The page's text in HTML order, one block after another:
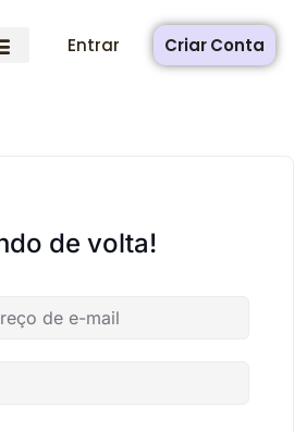
Entrar Criar Conta
de volta!